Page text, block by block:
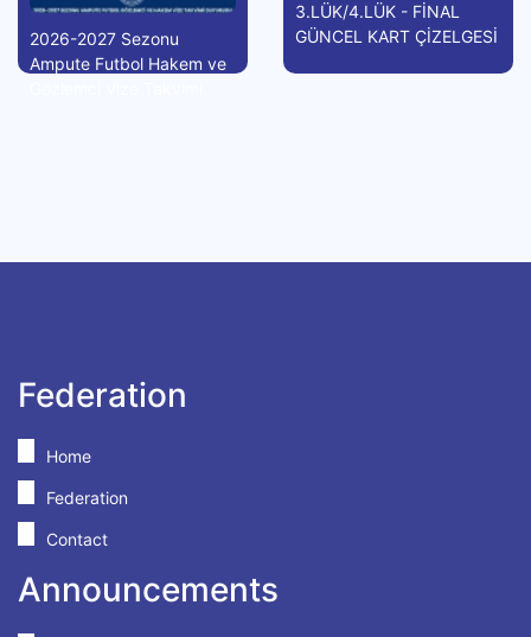
2026-2027 Sezonu
Ampute Futbol Hakem ve
3.LÜK/4.LÜK - FİNAL
GÜNCEL KART ÇİZELGESİ
Federation
Home
Federation
Contact
Announcements